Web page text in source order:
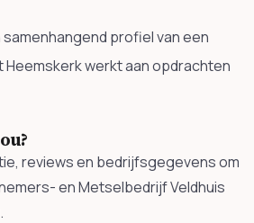
profiel van een
Heemskerk werkt aan opdrachten
reviews en bedrijfsgegevens om
en Metselbedrijf Veldhuis